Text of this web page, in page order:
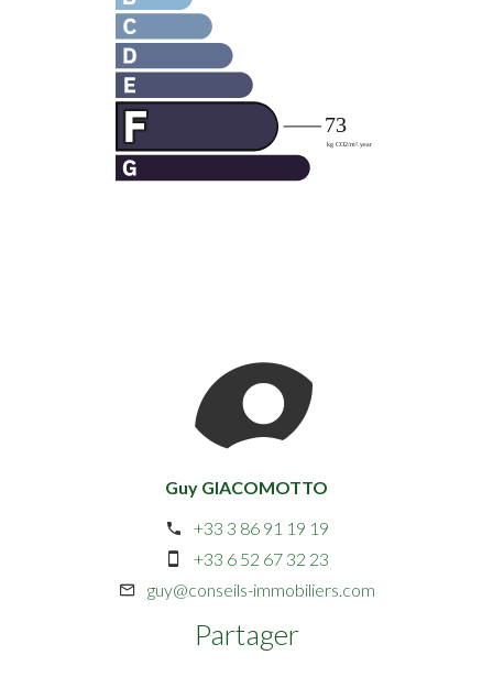
Guy GIACOMOTTO
+33 3 86 91 19 19
+33 6 52 67 32 23
guy@conseils-immobiliers.com
Partager